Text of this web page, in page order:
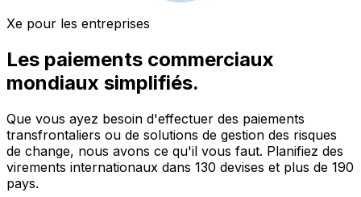
Xe pour les entreprises
Les paiements commerciaux
mondiaux simplifiés.
Que vous ayez besoin d'effectuer des paiements
transfrontaliers ou de solutions de gestion des risques
de change, nous avons ce qu'il vous faut. Planifiez des
virements internationaux dans 130 devises et plus de 190
pays.